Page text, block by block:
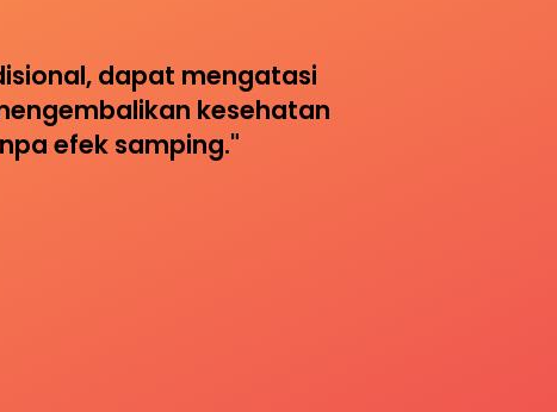
dapat mengatasi
kesehatan
efek samping."